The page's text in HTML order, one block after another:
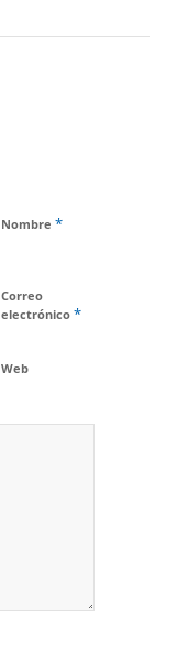
Nombre *
Correo
electrónico *
Web